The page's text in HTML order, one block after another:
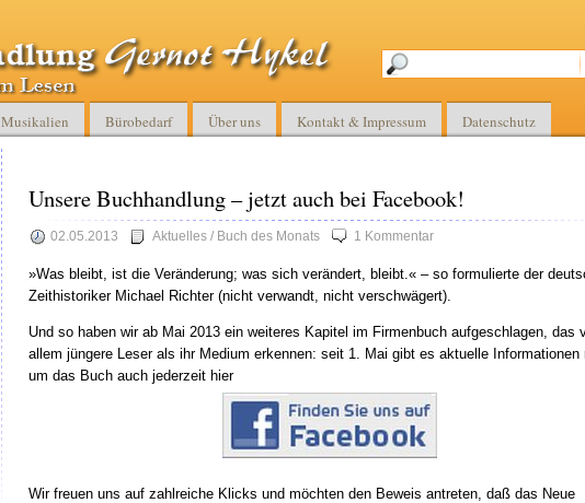
Musikalien Bürobedarf Über uns Kontakt & Impressum Datenschutz
Unsere Buchhandlung – jetzt auch bei Facebook!
02.05.2013 Aktuelles / Buch des Monats 1 Kommentar
»Was bleibt, ist die Veränderung; was sich verändert, bleibt.« – so formulierte der
Zeithistoriker Michael Richter (nicht verwandt, nicht verschwägert).
Und so haben wir ab Mai 2013 ein weiteres Kapitel im Firmenbuch aufgeschlagen, das
allem jüngere Leser als ihr Medium erkennen: seit 1. Mai gibt es aktuelle Informationen
um das Buch auch jederzeit hier
Wir freuen uns auf zahlreiche Klicks und möchten den Beweis antreten, daß das Neue